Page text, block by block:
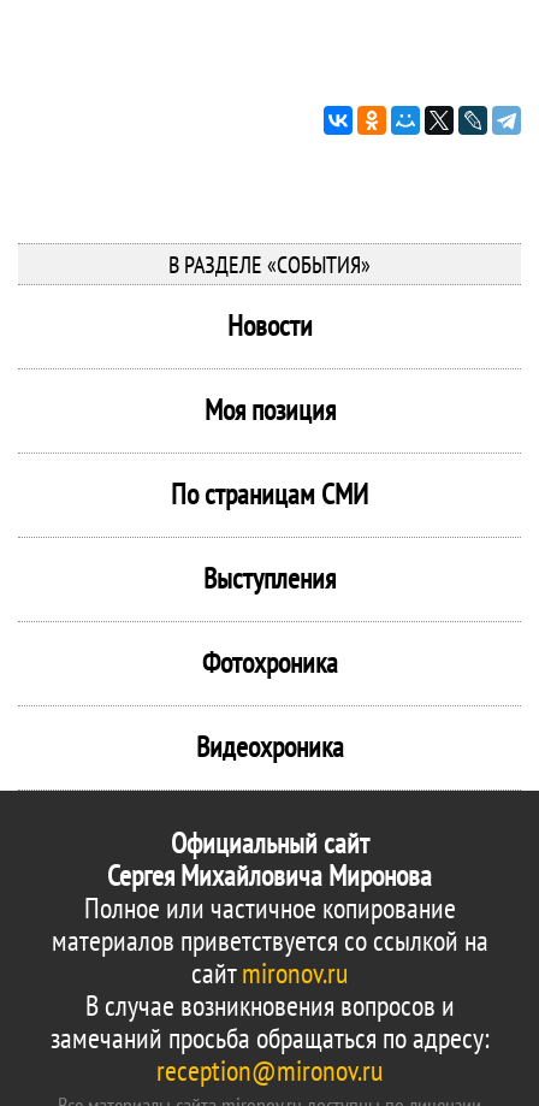
В РАЗДЕЛЕ «СОБЫТИЯ»
Новости
Моя позиция
По страницам СМИ
Выступления
Фотохроника
Видеохроника
Официальный сайт
Сергея Михайловича Миронова
Полное или частичное копирование
материалов приветствуется со ссылкой на
сайтmironov.ru
В случае возникновения вопросов и
замечаний просьба обращаться по адресу:
reception@mironov.ru